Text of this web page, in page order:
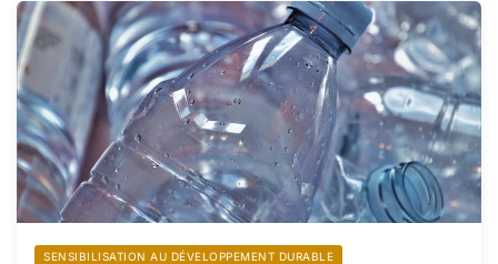
SENSIBILISATION AU DÉVELOPPEMENT DURABLE